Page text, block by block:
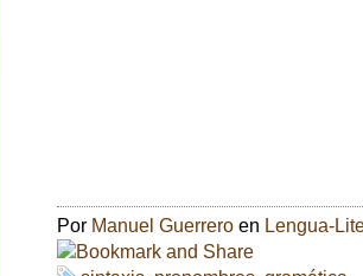
Por Manuel Guerrero en Lengua-